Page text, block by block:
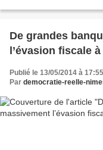
De grandes
l’évasion fiscale
Publié le 13/05/2014 à 17:55
Par democratie-reelle-